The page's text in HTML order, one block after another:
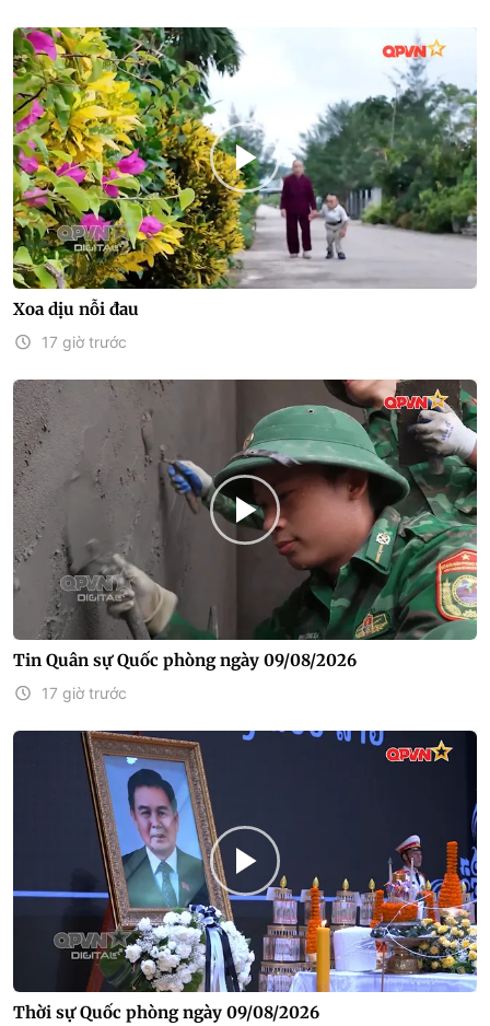
Xoa dịu nỗi đau
17 giờ trước
Tin Quân sự Quốc phòng ngày 09/08/2026
17 giờ trước
Thời sự Quốc phòng ngày 09/08/2026